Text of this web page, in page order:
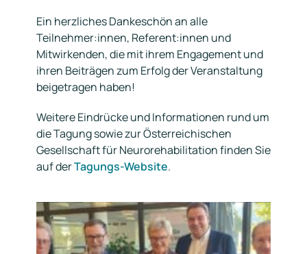
Ein herzliches Dankeschön an alle
Teilnehmer:innen, Referent:innen und
Mitwirkenden, die mit ihrem Engagement und
ihren Beiträgen zum Erfolg der Veranstaltung
beigetragen haben!
Weitere Eindrücke und Informationen rund um
die Tagung sowie zur Österreichischen
Gesellschaft für Neurorehabilitation finden Sie
auf derTagungs-Website.